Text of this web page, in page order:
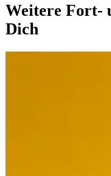
Weitere Fort-
Dich